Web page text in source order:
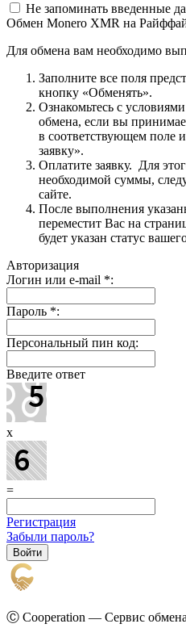
Не запоминать введенные
Обмен Monero XMR на
Для обмена вам необходимо
Заполните все поля
кнопку «Обменять».
Ознакомьтесь с
обмена, если вы
в соответствующем поле
заявку».
Оплатите заявку. Для
необходимой суммы,
сайте.
После выполнения
переместит Вас на
будет указан статус
Авторизация
Логин или e-mail *:
Пароль *:
Персональный пин код:
Введите ответ
x
=
Регистрация
Забыли пароль?
Ⓒ Cooperation — Сервис